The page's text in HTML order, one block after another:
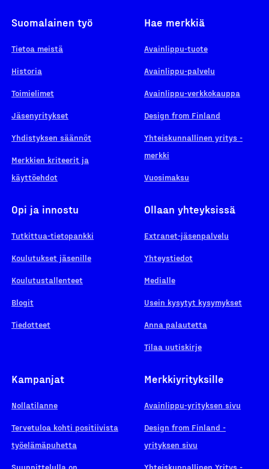
Suomalainen työ
Tietoa meistä
Historia
Toimielimet
Jäsenyritykset
Yhdistyksen säännöt
Merkkien kriteerit ja
käyttöehdot
Hae merkkiä
Avainlippu-tuote
Avainlippu-palvelu
Avainlippu-verkkokauppa
Design from Finland
Yhteiskunnallinen yritys -
merkki
Vuosimaksu
Opi ja innostu
Tutkittua-tietopankki
Koulutukset jäsenille
Koulutustallenteet
Blogit
Tiedotteet
Ollaan yhteyksissä
Extranet-jäsenpalvelu
Yhteystiedot
Medialle
Usein kysytyt kysymykset
Anna palautetta
Tilaa uutiskirje
Kampanjat
Nollatilanne
Tervetuloa kohti positiivista
työelämäpuhetta
Suunnittelulla on
Merkkiyrityksille
Avainlippu-yrityksen sivu
Design from Finland -
yrityksen sivu
Yhteiskunnallinen Yritys -